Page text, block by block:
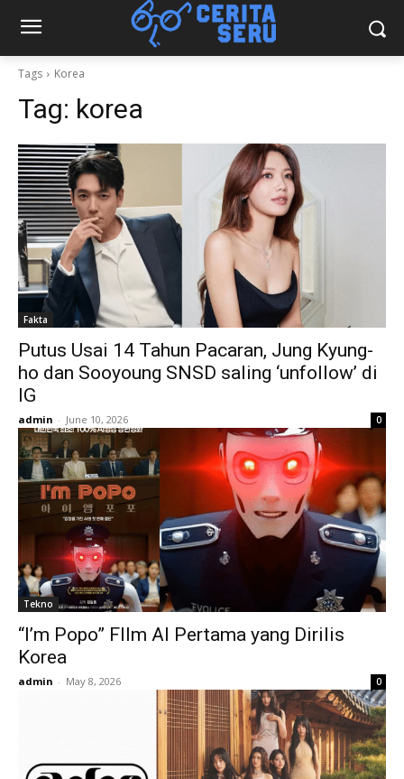
Tags Korea
Tag: korea
Fakta
Putus Usai 14 Tahun Pacaran, Jung Kyung-
ho dan Sooyoung SNSD saling ‘unfollow’ di
IG
admin - June 10, 2026 0
Tekno
“I’m Popo” FIlm AI Pertama yang Dirilis
Korea
admin - May 8, 2026 0